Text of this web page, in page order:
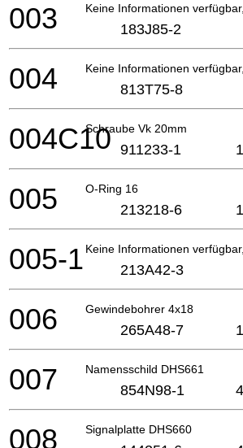
Keine Informationen
003 183J85-2
Keine Informationen
004 813T75-8
Schraube Vk 20mm
004C10 911233-1
O-Ring 16
005 213218-6
Keine Informationen
005-1 213A42-3
Gewindebohrer 4x18
006 265A48-7
Namensschild DHS661
007 854N98-1
Signalplatte DHS660
008